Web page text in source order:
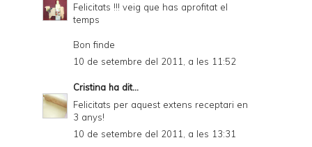
Felicitats !!! veig que has aprofitat el
temps
Bon finde
10 de setembre del 2011, a les 11:52
Cristina ha dit...
Felicitats per aquest extens receptari en
3 anys!
10 de setembre del 2011, a les 13:31